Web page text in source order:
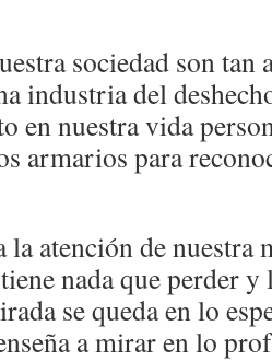
sociedad son tan
industria del
en nuestra vida
armarios para
la atención de nuestra
nada que perder
se queda en lo
a mirar en lo